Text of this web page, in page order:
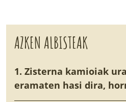
AZKEN ALBISTEAK
1. Zisterna kamioiak
eramaten hasi dira,